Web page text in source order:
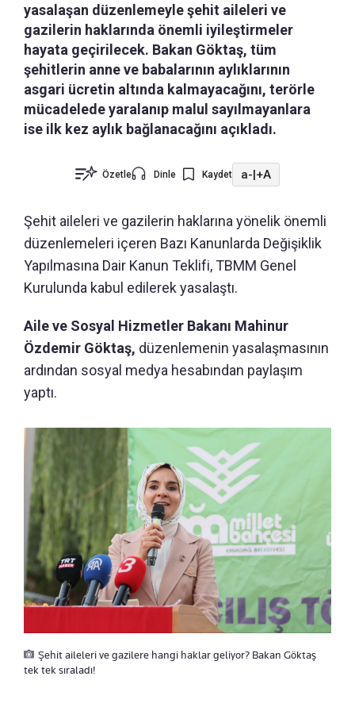
yasalaşan düzenlemeyle şehit aileleri ve
gazilerin haklarında önemli iyileştirmeler
hayata geçirilecek. Bakan Göktaş, tüm
şehitlerin anne ve babalarının aylıklarının
asgari ücretin altında kalmayacağını, terörle
mücadelede yaralanıp malul sayılmayanlara
ise ilk kez aylık bağlanacağını açıkladı.
Özetle Dinle Kaydet a-|+A
Şehit aileleri ve gazilerin haklarına yönelik önemli
düzenlemeleri içeren Bazı Kanunlarda Değişiklik
Yapılmasına Dair Kanun Teklifi, TBMM Genel
Kurulunda kabul edilerek yasalaştı.
Aile ve Sosyal Hizmetler Bakanı Mahinur
Özdemir Göktaş, düzenlemenin yasalaşmasının
ardından sosyal medya hesabından paylaşım
yaptı.
Şehit aileleri ve gazilere hangi haklar geliyor? Bakan Göktaş
tek tek sıraladı!